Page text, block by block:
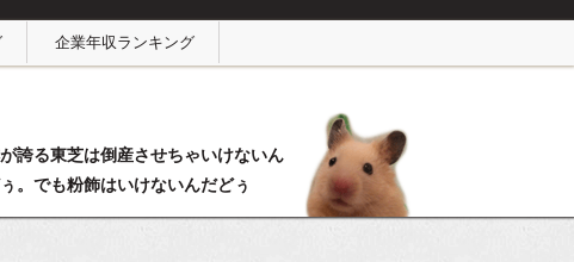
企業年収ランキング
誇る東芝は倒産させちゃいけないん
。でも粉飾はいけないんだどぅ